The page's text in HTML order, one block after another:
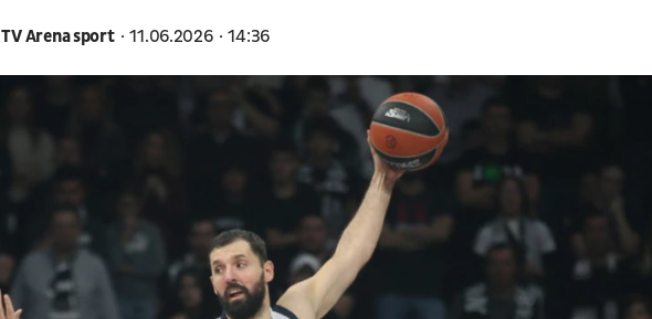
TV Arena sport 11.06.2026 14:36